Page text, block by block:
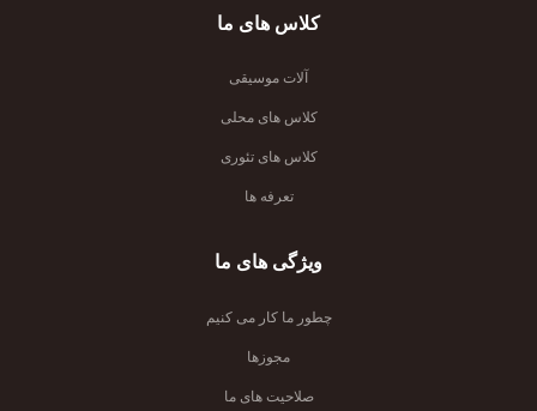
کلاس های ما
آلات موسیقی
کلاس های محلی
کلاس های تئوری
تعرفه ها
ویژگی های ما
چطور ما کار می کنیم
مجوزها
صلاحیت های ما